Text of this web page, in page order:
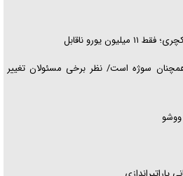
سوژه است/ نظر برخی مسئولان تغییر